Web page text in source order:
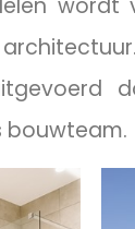
bouwteam.